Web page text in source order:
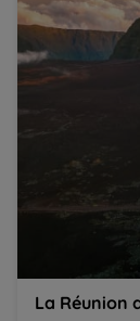
La Réunion